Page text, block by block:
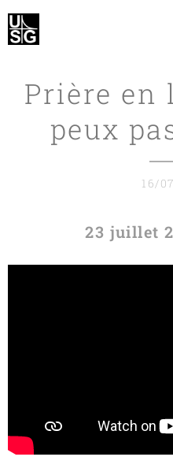
Prière en
peux
16/
23 juillet